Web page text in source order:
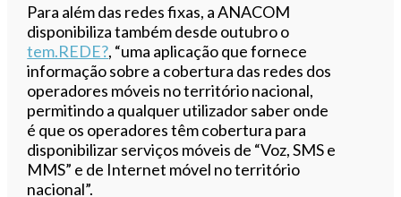
Para além das redes fixas, a ANACOM
disponibiliza também desde outubro o
tem.REDE?, “uma aplicação que fornece
informação sobre a cobertura das redes dos
operadores móveis no território nacional,
permitindo a qualquer utilizador saber onde
é que os operadores têm cobertura para
disponibilizar serviços móveis de “Voz, SMS e
MMS” e de Internet móvel no território
nacional”.